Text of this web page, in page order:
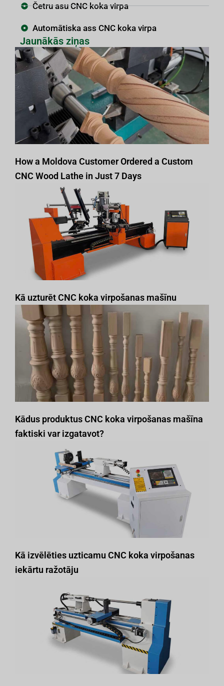
Četru asu CNC koka virpa
Automātiska ass CNC koka virpa
Jaunākās ziņas
How a Moldova Customer Ordered a Custom
CNC Wood Lathe in Just 7 Days
Kā uzturēt CNC koka virpošanas mašīnu
Kādus produktus CNC koka virpošanas mašīna
faktiski var izgatavot?
Kā izvēlēties uzticamu CNC koka virpošanas
iekārtu ražotāju